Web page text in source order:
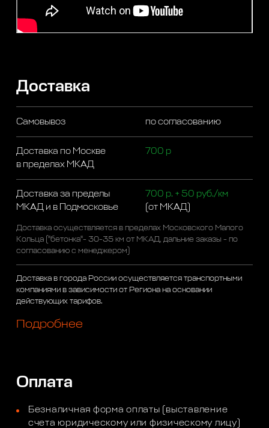
Доставка
Самовывоз по согласованию
Доставка по Москве
в пределах МКАД
700 р
Доставка за пределы
МКАД и в Подмосковье
700 р. + 50 руб./км
(от МКАД)
Доставка осуществляется в пределах Московского Малого
Кольца ("бетонка"- 30-35 км от МКАД, дальние заказы - по
согласованию с менеджером)
Доставка в города России осуществляется транспортными
компаниями в зависимости от Региона на основании
действующих тарифов.
Подробнее
Оплата
Безналичная форма оплаты (выставление
счета юридическому или физическому лицу)